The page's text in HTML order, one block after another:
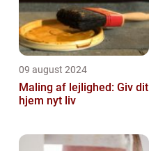
09 august 2024
Maling af lejlighed: Giv dit
hjem nyt liv